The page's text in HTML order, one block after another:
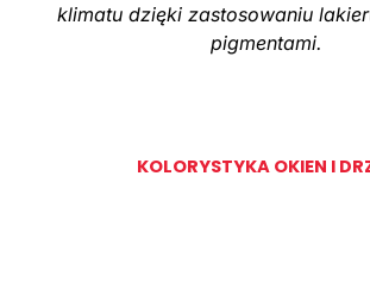
klimatu dzięki zastosowaniu
pigmentami.
KOLORYSTYKA OKIEN I